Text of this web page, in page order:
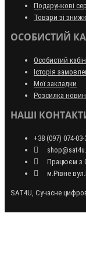
Подарункові
Товари зі
ОСОБИСТИЙ
Особистий
Історія
Мої закладки
Розсилка новин
НАШІ
+38 (097) 074-03-
Працюєм з
м.Рівне
SAT4U, Сучасне